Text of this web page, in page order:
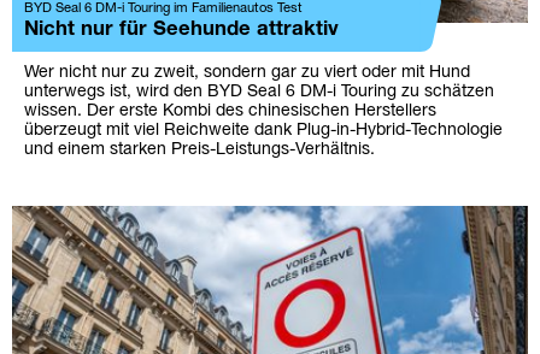
BYD Seal 6 DM-i Touring im Familienautos Test
Nicht nur für Seehunde attraktiv
Wer nicht nur zu zweit, sondern gar zu viert oder mit Hund
unterwegs ist, wird den BYD Seal 6 DM-i Touring zu schätzen
wissen. Der erste Kombi des chinesischen Herstellers
überzeugt mit viel Reichweite dank Plug-in-Hybrid-Technologie
und einem starken Preis-Leistungs-Verhältnis.